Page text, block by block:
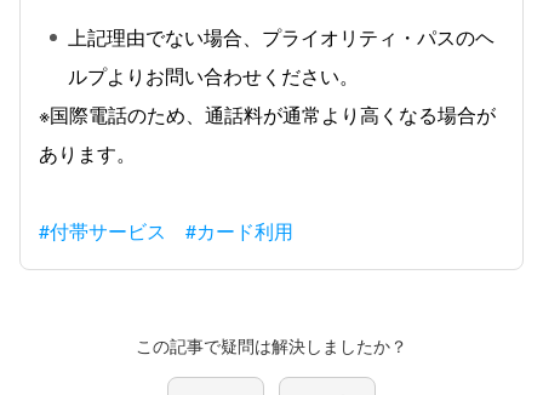
上記理由でない場合、プライオリティ・パスのヘ
ルプよりお問い合わせください。
※国際電話のため、通話料が通常より高くなる場合が
あります。
#付帯サービス #カード利用
この記事で疑問は解決しましたか？